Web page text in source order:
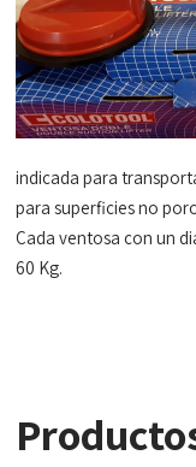
indicada para
para superficies no
Cada ventosa con un
60 Kg.